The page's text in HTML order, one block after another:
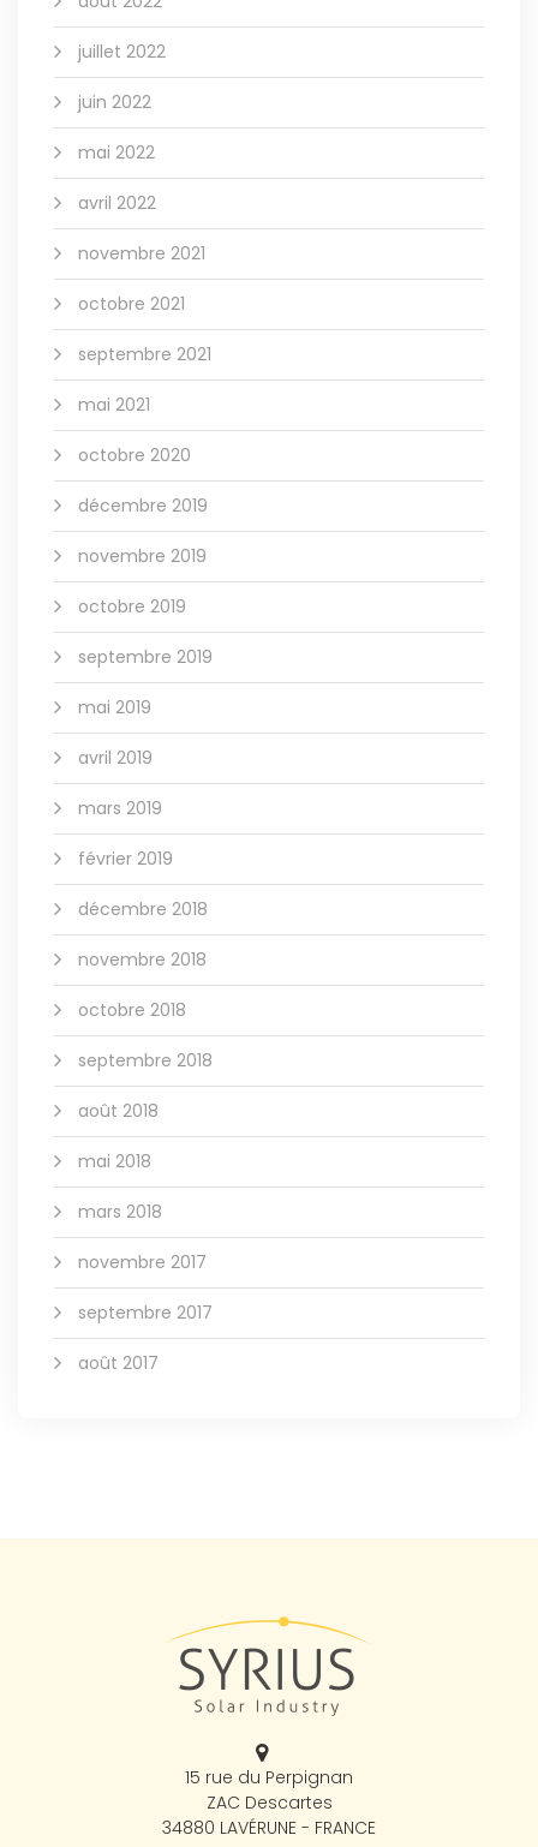
juillet 2022
juin 2022
mai 2022
avril 2022
novembre 2021
octobre 2021
septembre 2021
mai 2021
octobre 2020
décembre 2019
novembre 2019
octobre 2019
septembre 2019
mai 2019
avril 2019
mars 2019
février 2019
décembre 2018
novembre 2018
octobre 2018
septembre 2018
août 2018
mai 2018
mars 2018
novembre 2017
septembre 2017
août 2017
15 rue du Perpignan
ZAC Descartes
34880 LAVÉRUNE - FRANCE